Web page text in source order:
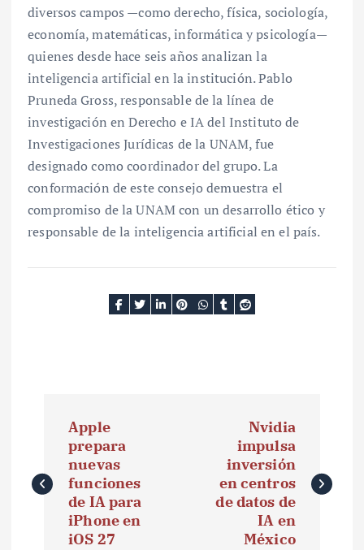
diversos campos —como derecho, física, sociología,
economía, matemáticas, informática y psicología—
quienes desde hace seis años analizan la
inteligencia artificial en la institución. Pablo
Pruneda Gross, responsable de la línea de
investigación en Derecho e IA del Instituto de
Investigaciones Jurídicas de la UNAM, fue
designado como coordinador del grupo. La
conformación de este consejo demuestra el
compromiso de la UNAM con un desarrollo ético y
responsable de la inteligencia artificial en el país.
v
Apple
prepara
nuevas
funciones
de IA para
iPhone en
iOS 27
Nvidia
impulsa
inversión
en centros
de datos de
IA en
México